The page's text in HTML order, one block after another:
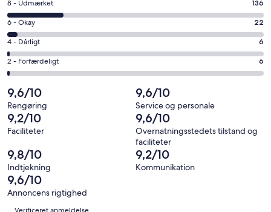
10
−
Fremragende.
436
af
i
alt
606
anmeldelser
Bedømmelse
på
8
−
Udmærket.
136
i
alt
606
anmeldelser
8 - Udmærket 136
Bedømmelse
på
6
−
Okay.
22
af
i
alt
606
anmeldelser
6 - Okay 22
Bedømmelse
på
4
Dårligt.
6
af
i
606
anmeldelser
4 - Dårligt 6
Bedømmelse
på
2
−
Forfærdeligt.
6
i
alt
606
anmeldelser
2 - Forfærdeligt 6
9,6/10
Rengøring
9,6/10
Service og personale
9,2/10
Faciliteter
9,6/10
Overnatningsstedets tilstand og
faciliteter
9,8/10
Indtjekning
9,2/10
Kommunikation
9,6/10
Annoncens rigtighed
Anmeldelser